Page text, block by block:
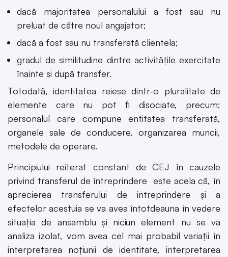
dacă majoritatea personalului a fost sau nu
preluat de către noul angajator;
dacă a fost sau nu transferată clientela;
gradul de similitudine dintre activitățile exercitate
înainte și după transfer.
Totodată, identitatea reiese dintr-o pluralitate de
elemente care nu pot fi disociate, precum:
personalul care compune entitatea transferată,
organele sale de conducere, organizarea muncii,
metodele de operare.
Principiului reiterat constant de CEJ în cauzele
privind transferul de întreprindere este acela că, în
aprecierea transferului de intreprindere și a
efectelor acestuia se va avea întotdeauna în vedere
situația de ansamblu și niciun element nu se va
analiza izolat, vom avea cel mai probabil variații în
interpretarea noțiunii de identitate, interpretarea